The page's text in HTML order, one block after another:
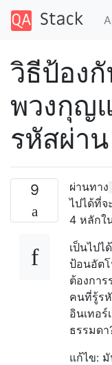
วิธีป้อง
พวงกุญ
รหัสผ่า
9 ผ่านทาง
ไปได้ที่
4 หลักใ
เป็นไปไ
ป้อนอัต
ต้องการ
คนที่รู้ร
อินเทอ
ธรรมดา
แก้ไข: